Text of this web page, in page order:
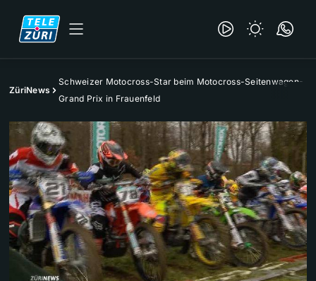
ZüriNews
Schweizer Motocross-Star beim Motocross-Seitenwagen-
Grand Prix in Frauenfeld